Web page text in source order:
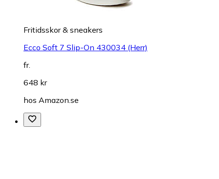
Fritidsskor & sneakers
Ecco Soft 7 Slip-On 430034 (Herr)
fr.
648 kr
hos Amazon.se